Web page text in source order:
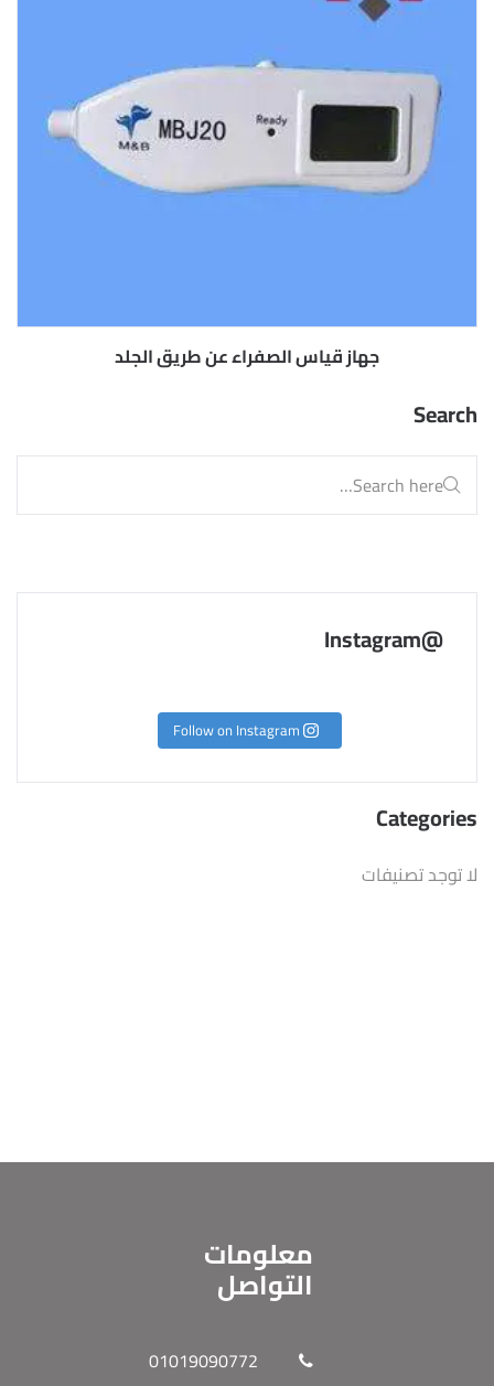
جهاز قياس الصفراء عن طريق الجلد
Search
@Instagram
Follow on Instagram
Categories
لا توجد تصنيفات
معلومات
التواصل
01019090772